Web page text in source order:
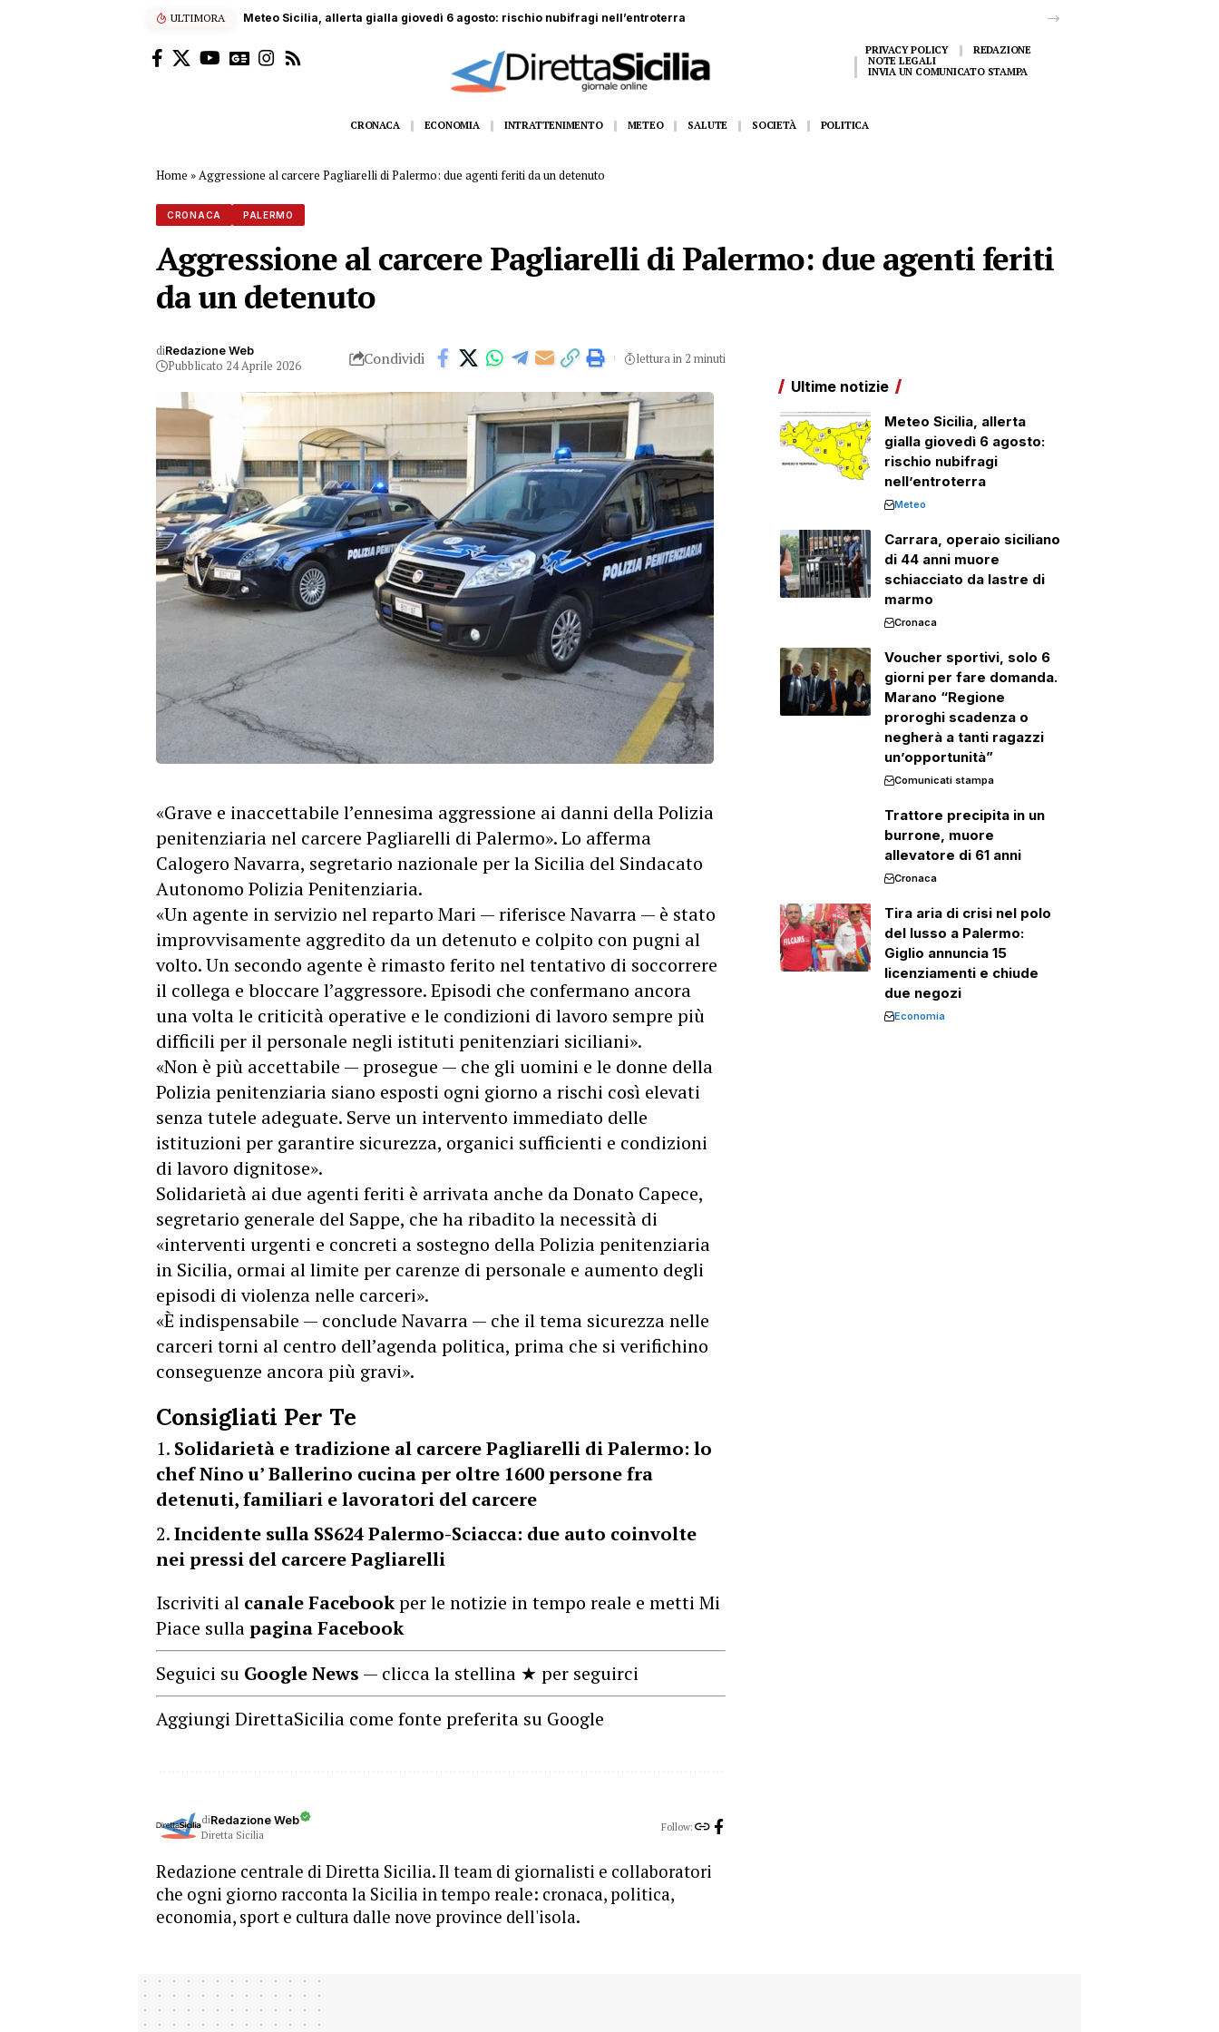
ULTIMORA Carrara, operaio siciliano di 44 anni muore schiacciato da lastre di marmo
PRIVACY POLICY
REDAZIONE
NOTE LEGALI
INVIA UN COMUNICATO STAMPA
CRONACA ECONOMIA INTRATTENIMENTO METEO SALUTE SOCIETÀ POLITICA
Home »Aggressione al carcere Pagliarelli di Palermo: due agenti feriti da un detenuto
CRONACA PALERMO
Aggressione al carcere Pagliarelli di Palermo: due agenti feriti
da un detenuto
diRedazione Web
Pubblicato 24 Aprile 2026 Condividi lettura in 2 minuti
«Grave e inaccettabile l’ennesima aggressione ai danni della Polizia
penitenziaria nel carcere Pagliarelli di Palermo». Lo afferma
Calogero Navarra, segretario nazionale per la Sicilia del Sindacato
Autonomo Polizia Penitenziaria.
«Un agente in servizio nel reparto Mari — riferisce Navarra — è stato
improvvisamente aggredito da un detenuto e colpito con pugni al
volto. Un secondo agente è rimasto ferito nel tentativo di soccorrere
il collega e bloccare l’aggressore. Episodi che confermano ancora
una volta le criticità operative e le condizioni di lavoro sempre più
difficili per il personale negli istituti penitenziari siciliani».
«Non è più accettabile — prosegue — che gli uomini e le donne della
Polizia penitenziaria siano esposti ogni giorno a rischi così elevati
senza tutele adeguate. Serve un intervento immediato delle
istituzioni per garantire sicurezza, organici sufficienti e condizioni
di lavoro dignitose».
Solidarietà ai due agenti feriti è arrivata anche da Donato Capece,
segretario generale del Sappe, che ha ribadito la necessità di
«interventi urgenti e concreti a sostegno della Polizia penitenziaria
in Sicilia, ormai al limite per carenze di personale e aumento degli
episodi di violenza nelle carceri».
«È indispensabile — conclude Navarra — che il tema sicurezza nelle
carceri torni al centro dell’agenda politica, prima che si verifichino
conseguenze ancora più gravi».
Consigliati Per Te
Solidarietà e tradizione al carcere Pagliarelli di Palermo: lo
chef Nino u’ Ballerino cucina per oltre 1600 persone fra
detenuti, familiari e lavoratori del carcere
Incidente sulla SS624 Palermo-Sciacca: due auto coinvolte
nei pressi del carcere Pagliarelli
Iscriviti al canale Facebookper le notizie in tempo reale e metti Mi
Piace sullapagina Facebook
Seguici su Google News — clicca la stellina ★ per seguirci
Aggiungi DirettaSicilia come fonte preferita su Google
diRedazione Web
Diretta Sicilia
Follow:
Redazione centrale di Diretta Sicilia. Il team di giornalisti e collaboratori
che ogni giorno racconta la Sicilia in tempo reale: cronaca, politica,
economia, sport e cultura dalle nove province dell'isola.
Ultime notizie
Meteo Sicilia, allerta
gialla giovedì 6 agosto:
rischio nubifragi
nell’entroterra
Meteo
Carrara, operaio siciliano
di 44 anni muore
schiacciato da lastre di
marmo
Cronaca
Voucher sportivi, solo 6
giorni per fare domanda.
Marano “Regione
proroghi scadenza o
negherà a tanti ragazzi
un’opportunità”
Comunicati stampa
Trattore precipita in un
burrone, muore
allevatore di 61 anni
Cronaca
Tira aria di crisi nel polo
del lusso a Palermo:
Giglio annuncia 15
licenziamenti e chiude
due negozi
Economia